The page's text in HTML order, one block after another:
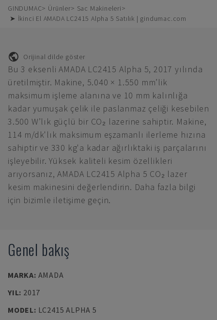
GINDUMAC Ürünler
Sac Makineleri
➤ İkinci El AMADA LC2415 Alpha 5 Satılık | gindumac.com
Orijinal dilde göster
Bu 3 eksenli AMADA LC2415 Alpha 5, 2017 yılında
üretilmiştir. Makine, 5.040 × 1.550 mm’lik
maksimum işleme alanına ve 10 mm kalınlığa
kadar yumuşak çelik ile paslanmaz çeliği kesebilen
3.500 W’lık güçlü bir CO₂ lazerine sahiptir. Makine,
114 m/dk'lık maksimum eşzamanlı ilerleme hızına
sahiptir ve 330 kg'a kadar ağırlıktaki iş parçalarını
işleyebilir. Yüksek kaliteli kesim özellikleri
arıyorsanız, AMADA LC2415 Alpha 5 CO₂ lazer
kesim makinesini değerlendirin. Daha fazla bilgi
için bizimle iletişime geçin.
Genel bakış
MARKA: AMADA
YIL: 2017
MODEL: LC2415 ALPHA 5